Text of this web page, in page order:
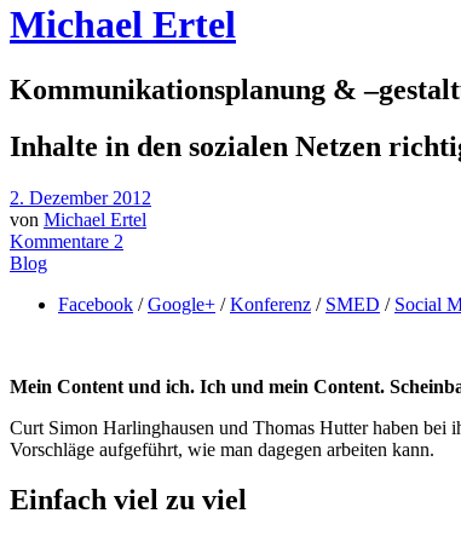
Michael Ertel
Kommunikationsplanung &
Inhalte in den sozialen Netzen
2. Dezember 2012
von Michael Ertel
Kommentare 2
Blog
Facebook /Google+ /Konferenz / SMED / Social
Mein Content und ich. Ich und mein Content.
Curt Simon Harlinghausen und Thomas Hutter haben bei
Vorschläge aufgeführt, wie man dagegen arbeiten kann.
Einfach viel zu viel